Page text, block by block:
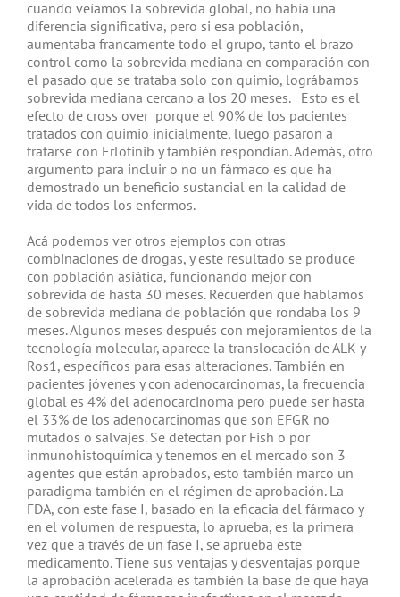
cuando veíamos la sobrevida global, no había una
diferencia significativa, pero si esa población,
aumentaba francamente todo el grupo, tanto el brazo
control como la sobrevida mediana en comparación con
el pasado que se trataba solo con quimio, lográbamos
sobrevida mediana cercano a los 20 meses. Esto es el
efecto de cross over porque el 90% de los pacientes
tratados con quimio inicialmente, luego pasaron a
tratarse con Erlotinib y también respondían. Además, otro
argumento para incluir o no un fármaco es que ha
demostrado un beneficio sustancial en la calidad de
vida de todos los enfermos.
Acá podemos ver otros ejemplos con otras
combinaciones de drogas, y este resultado se produce
con población asiática, funcionando mejor con
sobrevida de hasta 30 meses. Recuerden que hablamos
de sobrevida mediana de población que rondaba los 9
meses. Algunos meses después con mejoramientos de la
tecnología molecular, aparece la translocación de ALK y
Ros1, específicos para esas alteraciones. También en
pacientes jóvenes y con adenocarcinomas, la frecuencia
global es 4% del adenocarcinoma pero puede ser hasta
el 33% de los adenocarcinomas que son EFGR no
mutados o salvajes. Se detectan por Fish o por
inmunohistoquímica y tenemos en el mercado son 3
agentes que están aprobados, esto también marco un
paradigma también en el régimen de aprobación. La
FDA, con este fase I, basado en la eficacia del fármaco y
en el volumen de respuesta, lo aprueba, es la primera
vez que a través de un fase I, se aprueba este
medicamento. Tiene sus ventajas y desventajas porque
la aprobación acelerada es también la base de que haya